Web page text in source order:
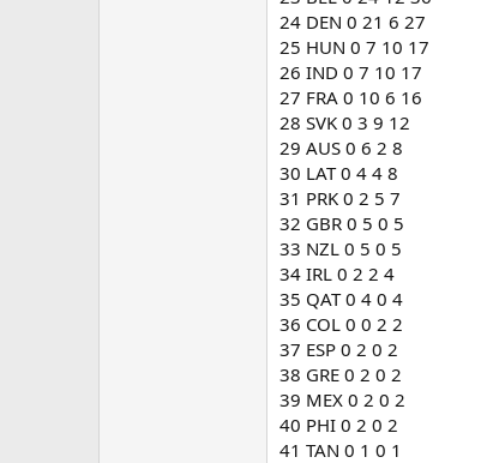
24 DEN 0 21 6 27
25 HUN 0 7 10 17
26 IND 0 7 10 17
27 FRA 0 10 6 16
28 SVK 0 3 9 12
29 AUS 0 6 2 8
30 LAT 0 4 4 8
31 PRK 0 2 5 7
32 GBR 0 5 0 5
33 NZL 0 5 0 5
34 IRL 0 2 2 4
35 QAT 0 4 0 4
36 COL 0 0 2 2
37 ESP 0 2 0 2
38 GRE 0 2 0 2
39 MEX 0 2 0 2
40 PHI 0 2 0 2
41 TAN 0 1 0 1